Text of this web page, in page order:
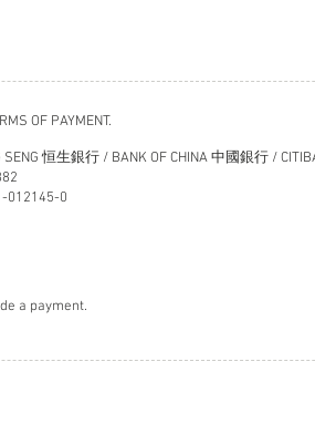
OF PAYMENT.
SENG 恒生銀行 / BANK OF CHINA 中國銀行 /
012145-0
a payment.